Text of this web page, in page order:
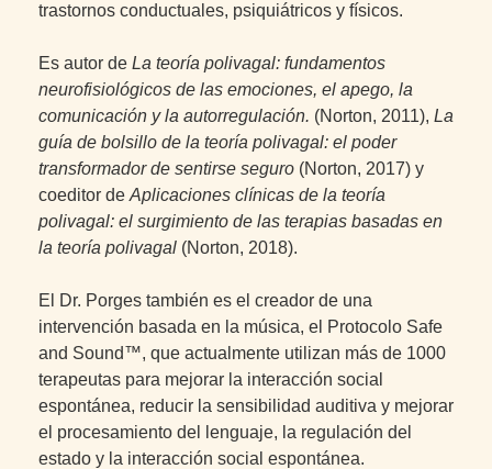
trastornos conductuales, psiquiátricos y físicos.
Es autor de La teoría polivagal: fundamentos
neurofisiológicos de las emociones, el apego, la
comunicación y la autorregulación. (Norton, 2011), La
guía de bolsillo de la teoría polivagal: el poder
transformador de sentirse seguro (Norton, 2017) y
coeditor de Aplicaciones clínicas de la teoría
polivagal: el surgimiento de las terapias basadas en
la teoría polivagal (Norton, 2018).
El Dr. Porges también es el creador de una
intervención basada en la música, el Protocolo Safe
and Sound™, que actualmente utilizan más de 1000
terapeutas para mejorar la interacción social
espontánea, reducir la sensibilidad auditiva y mejorar
el procesamiento del lenguaje, la regulación del
estado y la interacción social espontánea.